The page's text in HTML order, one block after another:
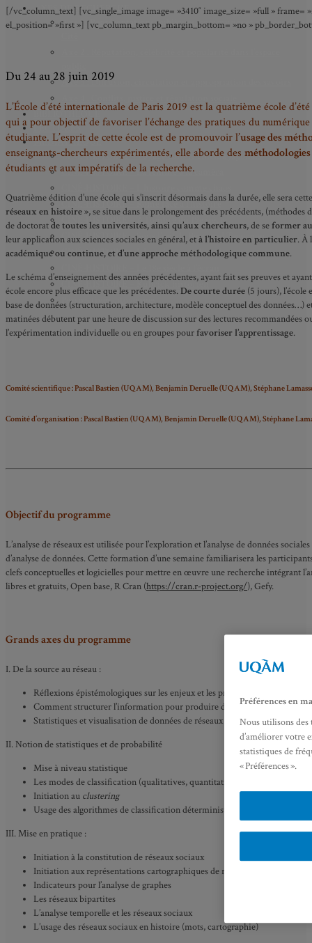
AXES DE RECHERCHE
Axe 1 : Représentations publiques, communes et privées de la
Axe 3 : Diffusion, circulation et appropriation des savoirs
BIBLIOTHÈQUE
LECTURES
MÉDIATHÈQUE
CINÉ-HISTOIRE – Voyage dans le cinéma japonais
CINÉ-HISTOIRE – La femme à la caméra
CINÉ-HISTOIRE – Rome face à l’histoire
CINÉ-HISTOIRE – À l’ombre du 19e siècle
CINÉ-HISTOIRE – Sous l’œil de Bertrand Tavernier
CINÉ-HISTOIRE – L’histoire au tribunal
CINÉ-HISTOIRE – Kubrick historien
Perspectives citoyennes
[/vc_column_text] [vc_single_image image= »3410″ image_size= »full »
el_position= »first »] [vc_column_text pb_margin_bottom= »no »
Du 24 au 28 juin 2019
L’École d’été internationale de Paris 2019 est la quatrième école
qui a pour objectif de favoriser l’échange des pratiques du
étudiante. L’esprit de cette école est de promouvoir l’usage des
enseignants-chercheurs expérimentés, elle aborde des
étudiants et aux impératifs de la recherche.
Quatrième édition d’une école qui s’inscrit désormais dans la durée, elle sera
réseaux en histoire », se situe dans le prolongement des précédents,
de doctoratde toutes les universités, ainsi qu’aux chercheurs, de seformer
leur application aux sciences sociales en général, età l’histoire en particulier. À
académique ou continue, et d’une approche méthodologique commune.
Le schéma d’enseignement des années précédentes, ayant fait ses preuves et
école encore plus efficace que les précédentes.De courtedurée (5 jours), l’école
base de données (structuration, architecture, modèle conceptuel des
matinées débutent par une heure de discussion sur des lectures recommandées
l’expérimentation individuelle ou en groupes pourfavoriser l’apprentissage.
Comité scientifique :Pascal Bastien (UQAM), Benjamin Deruelle (UQAM), Stéphane
Comité d’organisation :Pascal Bastien (UQAM), Benjamin Deruelle (UQAM), Stéphane
Objectif du programme
L’analyse de réseaux est utilisée pour l’exploration et l’analyse de données
d’analyse de données. Cette formation d’une semaine familiarisera les
clefs conceptuelles et logicielles pour mettre en œuvre une recherche intégrant
libres et gratuits, Open base, R Cran (https://cran.r-project.org/), Gefy.
Grands axes du programme
I. De la source au réseau :
Réflexions épistémologiques sur les enjeux et les pratiques des réseaux
Comment structurer l’information pour produire des réseaux sociaux ?
Statistiques et visualisation de données de réseaux sociaux
II. Notion de statistiques et de probabilité
Mise à niveau statistique
Les modes de classification (qualitatives, quantitatives)
Initiation au clustering
Usage des algorithmes de classification déterministes et non
III. Mise en pratique :
Initiation à la constitution de réseaux sociaux
Initiation aux représentations cartographiques de réseaux sociaux
Indicateurs pour l’analyse de graphes
Les réseaux bipartites
L’analyse temporelle et les réseaux sociaux
L’usage des réseaux sociaux en histoire (mots, cartographie)
Préférences en
Nous utilisons
d’améliorer votre
statistiques de
« Préférences ».